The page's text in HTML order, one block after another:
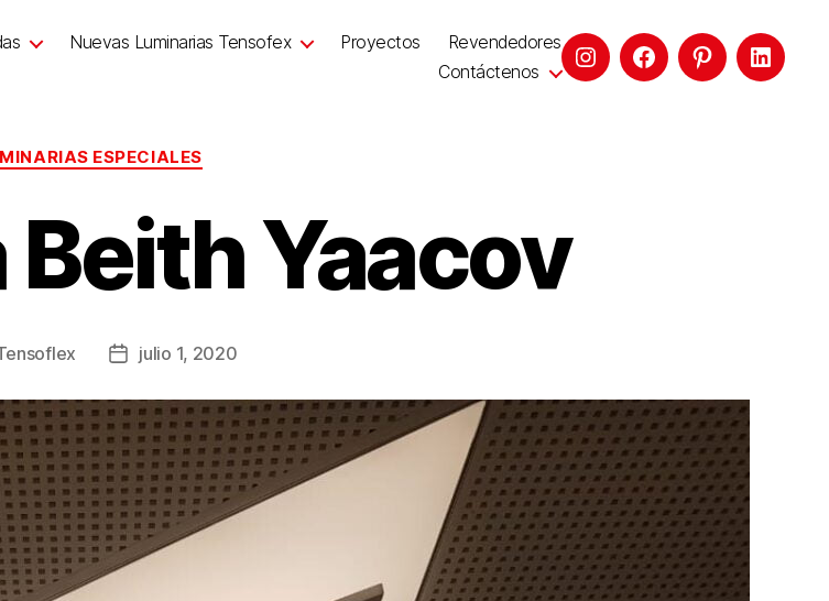
Nuevas Luminarias Tensofex Proyectos
Revendedores
Contáctenos
ESPECIALES
Yaacov
julio 1, 2020